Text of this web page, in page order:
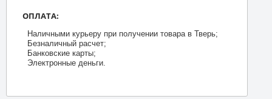
ОПЛАТА:
Наличными курьеру при получении товара в Тверь;
Безналичный расчет;
Банковские карты;
Электронные деньги.